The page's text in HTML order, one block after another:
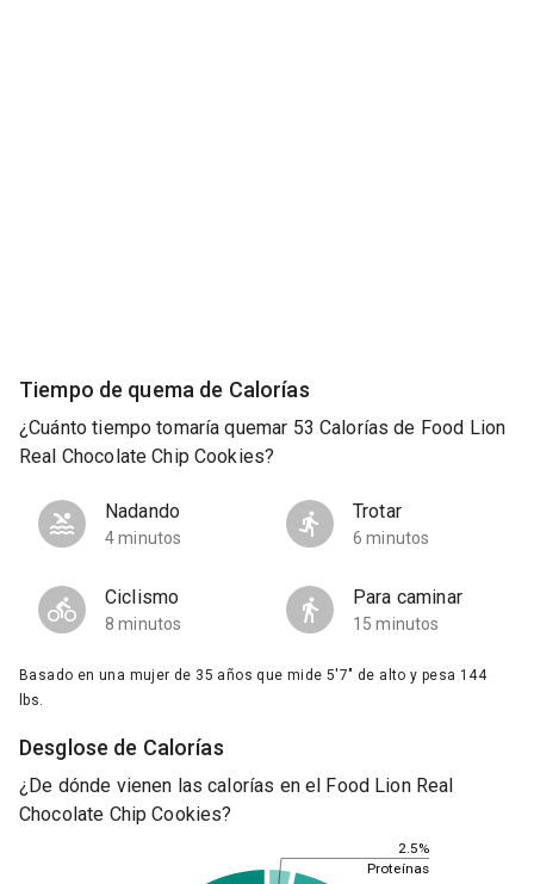
Tiempo de quema de Calorías
¿Cuánto tiempo tomaría quemar 53 Calorías de Food Lion
Real Chocolate Chip Cookies?
Nadando
4 minutos
Trotar
6 minutos
Ciclismo
8 minutos
Para caminar
15 minutos
Basado en una mujer de 35 años que mide 5'7" de alto y pesa 144
lbs.
Desglose de Calorías
¿De dónde vienen las calorías en el Food Lion Real
Chocolate Chip Cookies?
2.5%
Proteínas